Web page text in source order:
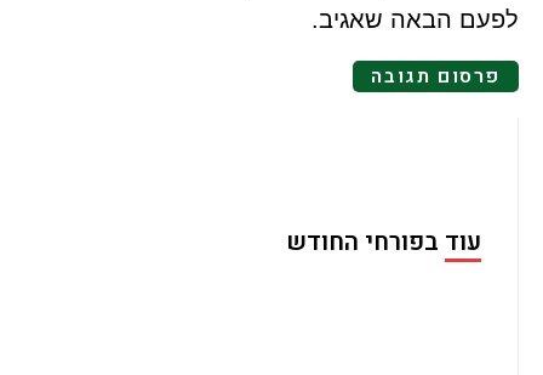
לפעם הבאה שאגיב.
עוד בפורחי החודש